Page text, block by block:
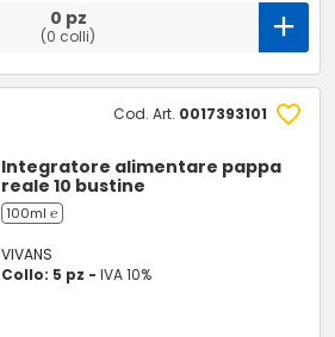
0 pz
(0 colli)
Cod. Art. 0017393101
Integratore alimentare pappa
reale 10 bustine
100ml ℮
VIVANS
Collo: 5 pz -IVA 10%